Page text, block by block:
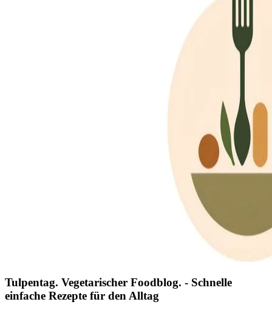
Tulpentag. Vegetarischer Foodblog. - Schnelle
einfache Rezepte für den Alltag